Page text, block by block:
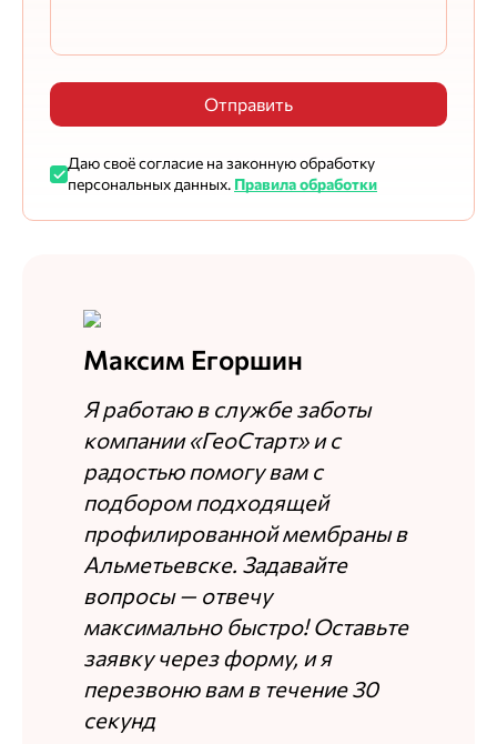
Отправить
Даю своё согласие на законную обработку
персональных данных. Правила обработки
Максим Егоршин
Я работаю в службе заботы
компании «ГеоСтарт» и с
радостью помогу вам с
подбором подходящей
профилированной мембраны в
Альметьевске. Задавайте
вопросы — отвечу
максимально быстро! Оставьте
заявку через форму, и я
перезвоню вам в течение 30
секунд